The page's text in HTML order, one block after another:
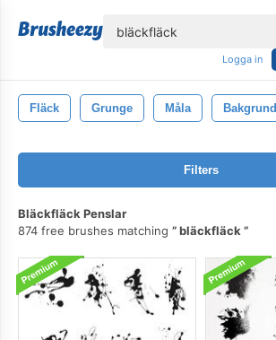
Logga in
Fläck Grunge Måla Bakgrund
Filters
Bläckfläck Penslar
874 free brushes matching
bläckfläck